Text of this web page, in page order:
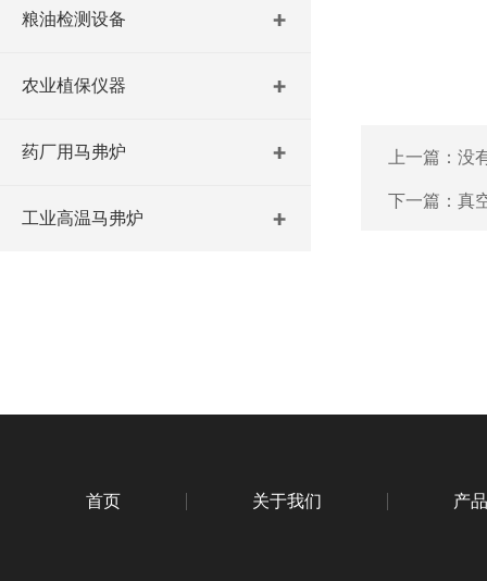
粮油检测设备
农业植保仪器
药厂用马弗炉
工业高温马弗炉
上一篇：没
下一篇： 真
首页 关于我们 产